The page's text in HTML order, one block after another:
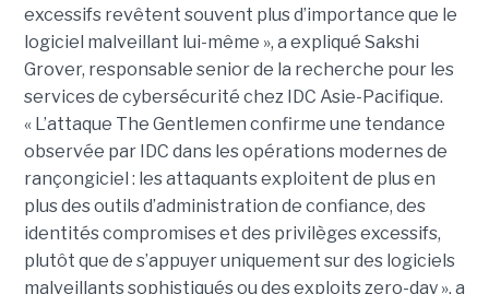
excessifs revêtent souvent plus d’importance que le
logiciel malveillant lui-même », a expliqué Sakshi
Grover, responsable senior de la recherche pour les
services de cybersécurité chez IDC Asie-Pacifique.
« L’attaque The Gentlemen confirme une tendance
observée par IDC dans les opérations modernes de
rançongiciel : les attaquants exploitent de plus en
plus des outils d’administration de confiance, des
identités compromises et des privilèges excessifs,
plutôt que de s’appuyer uniquement sur des logiciels
malveillants sophistiqués ou des exploits zero-day », a